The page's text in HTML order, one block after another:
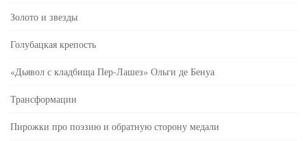
Золото и звезды
Голубацкая крепость
«Дьявол с кладбища Пер-Лашез» Ольги де Бенуа
Трансформации
Пирожки про поэзию и обратную сторону медали